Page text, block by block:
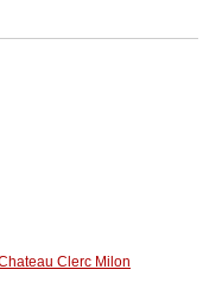
Clerc Milon